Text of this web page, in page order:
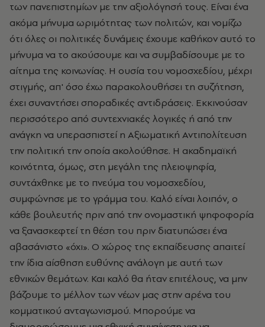
των πανεπιστημίων με την αξιολόγησή τους. Είναι ένα
ακόμα μήνυμα ωριμότητας των πολιτών, και νομίζω
ότι όλες οι πολιτικές δυνάμεις έχουμε καθήκον αυτό το
μήνυμα να το ακούσουμε και να συμβαδίσουμε με το
αίτημα της κοινωνίας. Η ουσία του νομοσχεδίου, μέχρι
στιγμής, απ' όσο έχω παρακολουθήσει τη συζήτηση,
έχει συναντήσει σποραδικές αντιδράσεις. Εκκινούσαν
περισσότερο από συντεχνιακές λογικές ή από την
ανάγκη να υπερασπιστεί η Αξιωματική Αντιπολίτευση
την πολιτική την οποία ακολούθησε. Η ακαδημαϊκή
κοινότητα, όμως, στη μεγάλη της πλειοψηφία,
συντάχθηκε με το πνεύμα του νομοσχεδίου,
συμφώνησε με το γράμμα του. Καλό είναι λοιπόν, ο
κάθε βουλευτής πριν από την ονομαστική ψηφοφορία
να ξανασκεφτεί τη θέση του πριν διατυπώσει ένα
αβασάνιστο «όχι». Ο χώρος της εκπαίδευσης απαιτεί
την ίδια αίσθηση ευθύνης ανάλογη με αυτή των
εθνικών θεμάτων. Και καλό θα ήταν επιτέλους, να μην
βάζουμε το μέλλον των νέων μας στην αρένα του
κομματικού ανταγωνισμού. Μπορούμε να